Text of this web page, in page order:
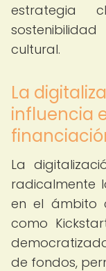
estrategia
cultural.
La
influencia
La
radicalmente
en el ámbito
como
de fondos,